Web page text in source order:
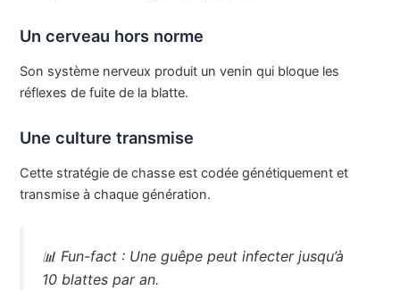
Un cerveau hors norme
Son système nerveux produit un venin qui bloque les
réflexes de fuite de la blatte.
Une culture transmise
Cette stratégie de chasse est codée génétiquement et
transmise à chaque génération.
📊 Fun-fact : Une guêpe peut infecter jusqu’à
10 blattes par an.